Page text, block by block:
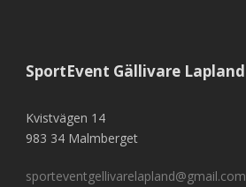
SportEvent Gällivare Lapland
Kvistvägen 14
983 34 Malmberget
sporteventgellivarelapland@gmail.com